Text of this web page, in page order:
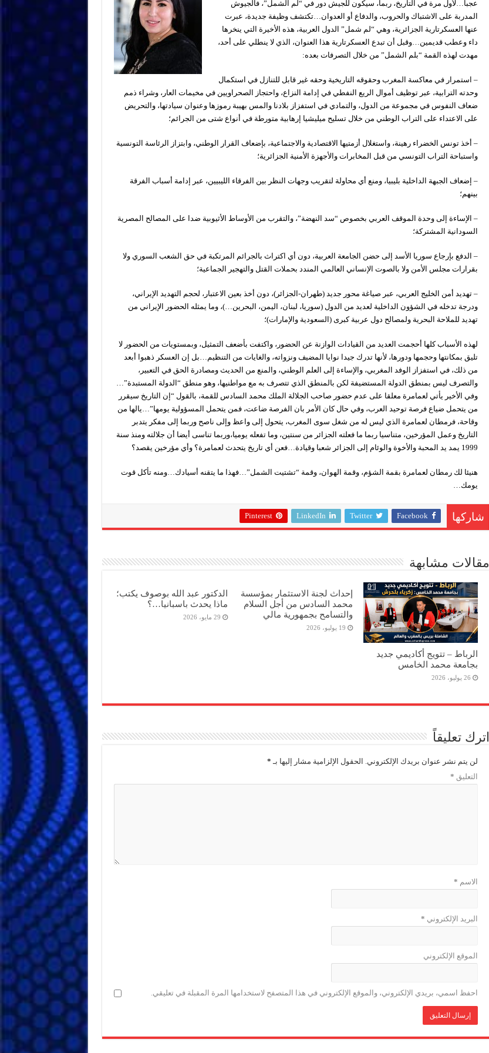
عجبا…لأول مرة في التاريخ، ربما، سيكون للجيش دور في “لم الشمل”، فالجيوش
المدربة على الاشتباك والحروب، والدفاع أو العدوان…تكتشف وظيفة جديدة، عبرت
عنها العسكرتارية الجزائرية، وهي “لم شمل” الدول العربية، هذه الأخيرة التي ينخرها
داء وعطب قديمين…وقبل أن تبدع العسكرتارية هذا العنوان، الذي لا ينطلي على أحد،
مهدت لهذه القمة “بلم الشمل” من خلال التصرفات بعده:
– استمرار في معاكسة المغرب وحقوقه التاريخية وحقه غير قابل للتنازل في استكمال
وحدته الترابية، عبر توظيف أموال الريع النفطي في إدامة النزاع، واحتجاز الصحراويين في مخيمات العار، وشراء ذمم
ضعاف النفوس في مجموعة من الدول، والتمادي في استفزاز بلادنا والمس بهيبة رموزها وعنوان سيادتها، والتحريض
على الاعتداء على التراب الوطني من خلال تسليح ميليشيا إرهابية متورطة في أنواع شتى من الجرائم؛
– أخذ تونس الخضراء رهينة، واستغلال أزمتيها الاقتصادية والاجتماعية، بإضعاف القرار الوطني، وابتزاز الرئاسة التونسية
واستباحة التراب التونسي من قبل المخابرات والأجهزة الأمنية الجزائرية؛
– إضعاف الجبهة الداخلية بليبيا، ومنع أي محاولة لتقريب وجهات النظر بين الفرقاء الليبيين، عبر إدامة أسباب الفرقة
بينهم؛
– الإساءة إلى وحدة الموقف العربي بخصوص “سد النهضة”، والتقرب من الأوساط الأثيوبية ضدا على المصالح المصرية
السودانية المشتركة؛
– الدفع بإرجاع سوريا الأسد إلى حضن الجامعة العربية، دون أي اكتراث بالجرائم المرتكبة في حق الشعب السوري ولا
بقرارات مجلس الأمن ولا بالصوت الإنساني العالمي المندد بحملات القتل والتهجير الجماعية؛
– تهديد أمن الخليج العربي، عبر صياغة محور جديد (طهران-الجزائر)، دون أخذ بعين الاعتبار، لحجم التهديد الإيراني،
ودرجة تدخله في الشؤون الداخلية لعديد من الدول (سوريا، لبنان، اليمن، البحرين…)، وما يمثله الحضور الإيراني من
تهديد للملاحة البحرية ولمصالح دول عربية كبرى (السعودية والإمارات)؛
لهذه الأسباب كلها أحجمت العديد من القيادات الوازنة عن الحضور، واكتفت بأضعف التمثيل، وبمستويات من الحضور لا
تليق بمكانتها وحجمها ودورها، لأنها تدرك جيدا نوايا المضيف ونزواته، والغايات من التنظيم…بل إن العسكر ذهبوا أبعد
من ذلك، في استفزاز الوفد المغربي، والإساءة إلى العلم الوطني، والمنع من الحديث ومصادرة الحق في التعبير،
والتصرف ليس بمنطق الدولة المستضيفة لكن بالمنطق الذي تتصرف به مع مواطنيها، وهو منطق “الدولة المستبدة”…
وفي الأخير يأتي لعمامرة معلقا على عدم حضور صاحب الجلالة الملك محمد السادس للقمة، بالقول “إن التاريخ سيقرر
من يتحمل ضياع فرصة توحيد العرب، وفي حال كان الأمر بان الفرصة ضاعت، فمن يتحمل المسؤولية يومها”…يالها من
وقاحة، فرمطان لعمامرة الذي ليس له من شغل سوى المغرب، يتحول إلى واعظ وإلى ناصح وربما إلى مفكر يتدبر
التاريخ وعمل المؤرخين، متناسيا ربما ما فعلته الجزائر من سنتين، وما تفعله يوميا،وربما تناسى أيضا أن جلالته ومنذ سنة
1999 يمد يد المحبة والأخوة والوئام إلى الجزائر شعبا وقيادة…فعن أي تاريخ يتحدث لعمامرة؟ وأي مؤرخين يقصد؟
هنيئا لك رمطان لعمامرة بقمة الشؤم، وقمة الهوان، وقمة “تشتيت الشمل”…فهذا ما يتقنه أسيادك…ومنه تأكل قوت
يومك…
شاركها Facebook
Twitter
LinkedIn
Pinterest
مقالات مشابهة
الرباط – تتويج أكاديمي جديد
بجامعة محمد الخامس
26 يوليو، 2026
إحداث لجنة الاستثمار بمؤسسة
محمد السادس من أجل السلام
والتسامح بجمهورية مالي
19 يوليو، 2026
الدكتور عبد الله بوصوف يكتب؛
ماذا يحدث باسبانيا…؟
29 مايو، 2026
اترك تعليقاً
لن يتم نشر عنوان بريدك الإلكتروني. الحقول الإلزامية مشار إليها بـ *
التعليق *
الاسم *
البريد الإلكتروني *
الموقع الإلكتروني
احفظ اسمي، بريدي الإلكتروني، والموقع الإلكتروني في هذا المتصفح لاستخدامها المرة المقبلة في تعليقي.